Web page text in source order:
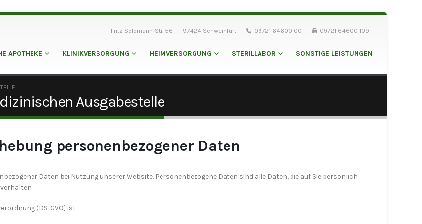
Fritz-Soldmann-Str. 56 97424 Schweinfurt 09721 64600-00 09721 64600-109
APOTHEKE KLINIKVERSORGUNG HEIMVERSORGUNG STERILLABOR SONSTIGE LEISTUNGEN
Ausgabestelle
personenbezogener Daten
Daten bei Nutzung unserer Website. Personenbezogene Daten sind alle Daten, die auf Sie persönlich
(DS-GVO) ist